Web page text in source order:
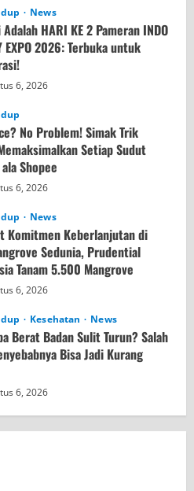
News
HARI KE 2 Pameran INDO
EXPO 2026: Terbuka untuk
6, 2026
No Problem! Simak Trik
Setiap Sudut
Shopee
6, 2026
News
Komitmen Keberlanjutan di
Sedunia, Prudential
Tanam 5.500 Mangrove
6, 2026
Kesehatan News
Berat Badan Sulit Turun? Salah
Bisa Jadi Kurang
6, 2026